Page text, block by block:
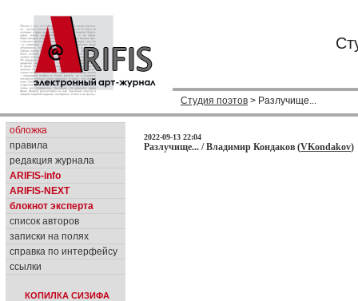
Студия поэтов > Разлучище...
обложка
правила
редакция журнала
ARIFIS-info
ARIFIS-NEXT
блокнот эксперта
список авторов
записки на полях
справка по интерфейсу
ссылки
КОПИЛКА СИЗИФА
2022-09-13 22:04
Разлучище... / Владимир Кондаков (VKondakov)